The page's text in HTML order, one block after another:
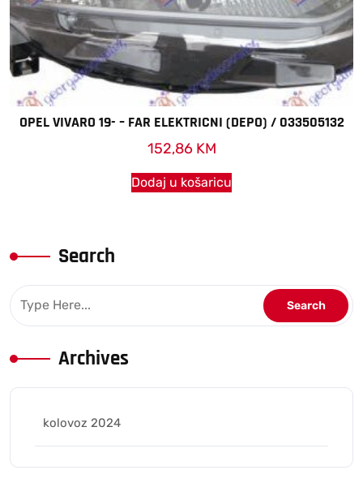
OPEL VIVARO 19- – FAR ELEKTRICNI (DEPO) / 033505132
152,86 KM
Dodaj u košaricu
Search
Archives
kolovoz 2024